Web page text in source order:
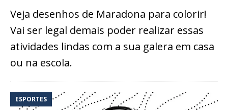
Veja desenhos de Maradona para colorir!
Vai ser legal demais poder realizar essas
atividades lindas com a sua galera em casa
ou na escola.
ESPORTES